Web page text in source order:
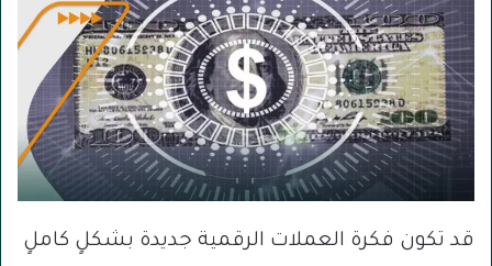
قد تكون فكرة العملات الرقمية جديدة بشكلٍ كاملٍ